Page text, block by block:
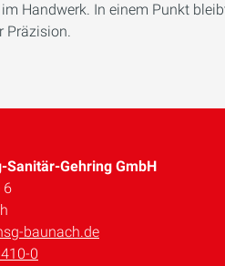
Handwerk. In einem Punkt
Präzision.
Sanitär-Gehring GmbH
6
baunach.de
0